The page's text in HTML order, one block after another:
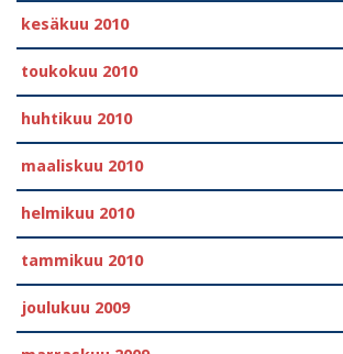
kesäkuu 2010
toukokuu 2010
huhtikuu 2010
maaliskuu 2010
helmikuu 2010
tammikuu 2010
joulukuu 2009